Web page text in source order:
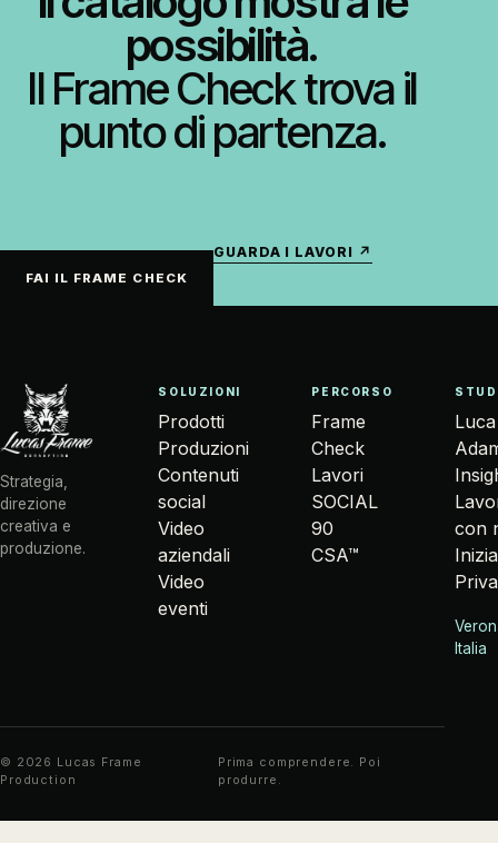
possibilità.
Il Frame Check trova il
punto di partenza.
FAI IL FRAME CHECK
GUARDA I LAVORI ↗
Strategia,
direzione
creativa e
produzione.
SOLUZIONI
Prodotti
Produzioni
Contenuti
social
Video
aziendali
Video
eventi
PERCORSO
Frame
Check
Lavori
SOCIAL
90
CSA™
Luca
con
Inizia
Italia
© 2026 Lucas Frame
Production
Prima comprendere. Poi
produrre.